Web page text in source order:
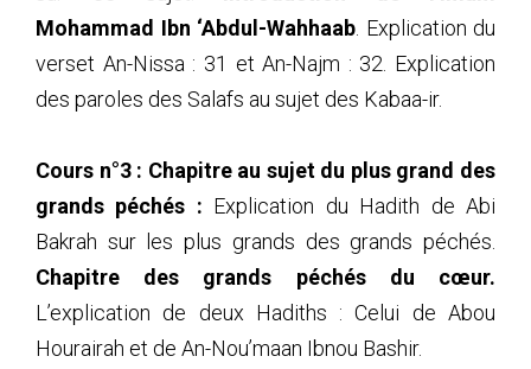
43 (43) Explication du livre Al-Kabaa-ir_2016_09_04
44 (44) Explication du livre Al-Kabaa-ir_2016_09_10
46 (46) Explication du livre Al-Kabaa-ir_2016_09_17
48 (48) Explication du livre Al-Kabaa-ir_2016_09_25
(49) Explication du livre Al-Kabaa-ir_2016_10_15
50
(50) Explication du livre Al-Kabaa-ir_2016_10_16
51
(51) Explication du livre Al-Kabaa-ir_2016_10_22
52
(52) Explication du livre Al-Kabaa-ir_2016_10_23
53
(53) Explication du livre Al-Kabaa-ir_2016_10_29
(54) Explication du livre Al-Kabaa-ir_2016_11_05
55 (55) Explication du livre Al-Kabaa-ir_2016_11_06
Mohammad Ibn ‘Abdul-Wahhaab . Explication du
verset An-Nissa : 31 et An-Najm : 32. Explication
des paroles des Salafs au sujet des Kabaa-ir.
Cours n°3 : Chapitre au sujet du plus grand des
grands péchés : Explication du Hadith de Abi
Bakrah sur les plus grands des grands péchés.
Chapitre des grands péchés du cœur.
L’explication de deux Hadiths : Celui de Abou
Hourairah et de An-Nou’maan Ibnou Bashir.